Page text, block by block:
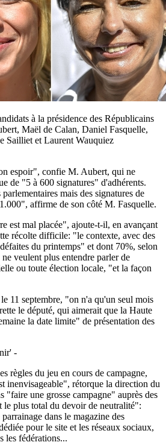
à la présidence des Républicains
Maël de Calan, Daniel Fasquelle,
Sailliet et Laurent Wauquiez
espoir", confie M. Aubert, qui ne
de "5 à 600 signatures" d'adhérents.
mais des signatures de
affirme de son côté M. Fasquelle.
est mal placée", ajoute-t-il, en avançant
récolte difficile: "le contexte, avec des
du printemps" et dont 70%, selon
veulent plus entendre parler de
ou toute élection locale, "et la façon
11 septembre, "on n'a qu'un seul mois
le député, qui aimerait que la Haute
la date limite" de présentation des
-
règles du jeu en cours de campagne,
inenvisageable", rétorque la direction du
"faire une grosse campagne" auprès des
le plus total du devoir de neutralité":
dans le magazine des
pour le site et les réseaux sociaux,
les fédérations...